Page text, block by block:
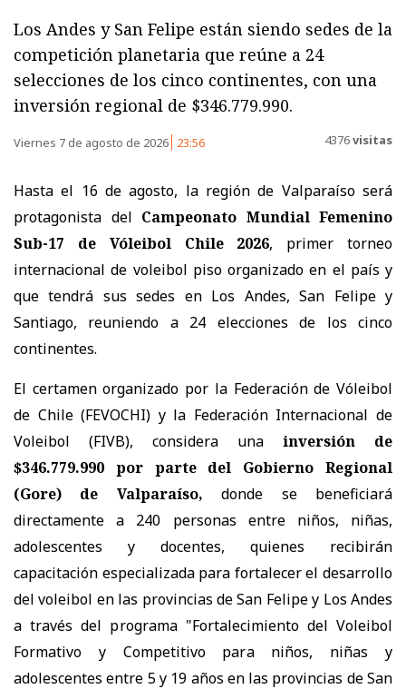
Los Andes y San Felipe están siendo sedes de la
competición planetaria que reúne a 24
selecciones de los cinco continentes, con una
inversión regional de $346.779.990.
Viernes 7 de agosto de 2026 23:56 4376visitas
Hasta el 16 de agosto, la región de Valparaíso será
protagonista del Campeonato Mundial Femenino
Sub-17 de Vóleibol Chile 2026, primer torneo
internacional de voleibol piso organizado en el país y
que tendrá sus sedes en Los Andes, San Felipe y
Santiago, reuniendo a 24 elecciones de los cinco
continentes.
El certamen organizado por la Federación de Vóleibol
de Chile (FEVOCHI) y la Federación Internacional de
Voleibol (FIVB), considera una
inversión de
$346.779.990 por parte del Gobierno Regional
(Gore) de Valparaíso,
donde se beneficiará
directamente a 240 personas entre niños, niñas,
adolescentes y docentes, quienes recibirán
capacitación especializada para fortalecer el desarrollo
del voleibol en las provincias de San Felipe y Los Andes
a través del programa "Fortalecimiento del Voleibol
Formativo y Competitivo para niños, niñas y
adolescentes entre 5 y 19 años en las provincias de San